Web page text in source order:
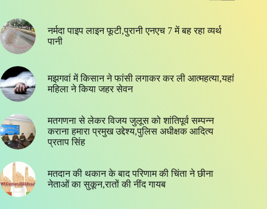
नर्मदा पाइप लाइन फूटी,पुरानी एनएच 7 में बह रहा व्यर्थ
पानी
मझगवां में किसान ने फांसी लगाकर कर ली आत्महत्या,यहां
महिला ने किया जहर सेवन
मतगणना से लेकर विजय जुलूस को शांतिपूर्व सम्पन्न
कराना हमारा प्रमुख उद्देश्य,पुलिस अधीक्षक आदित्य
प्रताप सिंह
मतदान की थकान के बाद परिणाम की चिंता ने छीना
नेताओं का सुकून,रातों की नींद गायब